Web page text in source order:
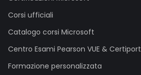
Corsi ufficiali
Catalogo corsi Microsoft
Centro Esami Pearson VUE & Certiport
Formazione personalizzata